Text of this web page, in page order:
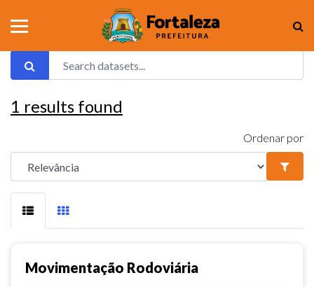
1 results found
Ordenar por
Movimentação Rodoviária